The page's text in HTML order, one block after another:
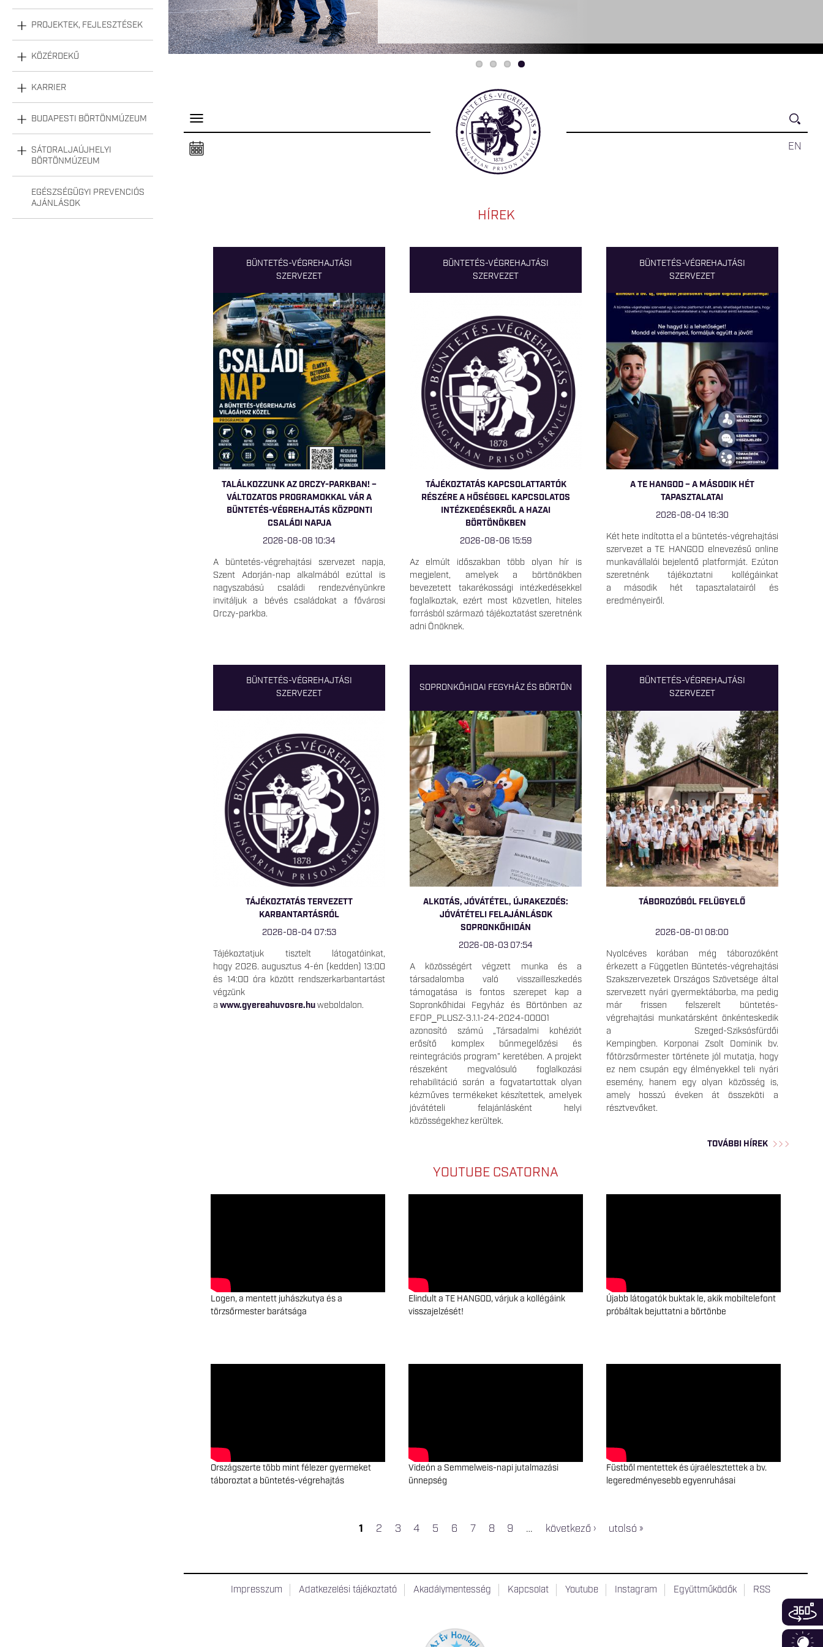
PROJEKTEK, FEJLESZTÉSEK
KÖZÉRDEKŰ
KARRIER
BUDAPESTI BÖRTÖNMÚZEUM
SÁTORALJAÚJHELYI
BÖRTÖNMÚZEUM
EGÉSZSÉGÜGYI PREVENCIÓS
AJÁNLÁSOK
EN
P
e
l
HÍREK
BÜNTETÉS-VÉGREHAJTÁSI
SZERVEZET
TALÁLKOZZUNK AZ ORCZY-PARKBAN! –
VÁLTOZATOS PROGRAMOKKAL VÁR A
BÜNTETÉS-VÉGREHAJTÁS KÖZPONTI
CSALÁDI NAPJA
2026-08-08 10:34
A büntetés-végrehajtási szervezet napja,
Szent Adorján-nap alkalmából ezúttal is
nagyszabású családi rendezvényünkre
invitáljuk a bévés családokat a fővárosi
Orczy-parkba.
BÜNTETÉS-VÉGREHAJTÁSI
SZERVEZET
TÁJÉKOZTATÁS KAPCSOLATTARTÓK
RÉSZÉRE A HŐSÉGGEL KAPCSOLATOS
INTÉZKEDÉSEKRŐL A HAZAI
BÖRTÖNÖKBEN
2026-08-06 15:59
Az elmúlt időszakban több olyan hír is
megjelent, amelyek a börtönökben
bevezetett takarékossági intézkedésekkel
foglalkoztak, ezért most közvetlen, hiteles
forrásból származó tájékoztatást szeretnénk
adni Önöknek.
BÜNTETÉS-VÉGREHAJTÁSI
SZERVEZET
A TE HANGOD – A MÁSODIK HÉT
TAPASZTALATAI
2026-08-04 16:30
Két hete indította el a büntetés-végrehajtási
szervezet a TE HANGOD elnevezésű online
munkavállalói bejelentő platformját. Ezúton
szeretnénk tájékoztatni kollégáinkat
a második hét tapasztalatairól és
eredményeiről.
BÜNTETÉS-VÉGREHAJTÁSI
SZERVEZET
TÁJÉKOZTATÁS TERVEZETT
KARBANTARTÁSRÓL
2026-08-04 07:53
Tájékoztatjuk tisztelt látogatóinkat,
hogy 2026. augusztus 4-én (kedden) 13:00
és 14:00 óra között rendszerkarbantartást
végzünk
awww.gyereahuvosre.huweboldalon.
SOPRONKŐHIDAI FEGYHÁZ ÉS BÖRTÖN
ALKOTÁS, JÓVÁTÉTEL, ÚJRAKEZDÉS:
JÓVÁTÉTELI FELAJÁNLÁSOK
SOPRONKŐHIDÁN
2026-08-03 07:54
A közösségért végzett munka és a
társadalomba való visszailleszkedés
támogatása is fontos szerepet kap a
Sopronkőhidai Fegyház és Börtönben az
EFOP_PLUSZ-3.1.1-24-2024-00001
azonosító számú „Társadalmi kohéziót
erősítő komplex bűnmegelőzési és
reintegrációs program” keretében. A projekt
részeként megvalósuló foglalkozási
rehabilitáció során a fogvatartottak olyan
kézműves termékeket készítettek, amelyek
jóvátételi felajánlásként helyi
közösségekhez kerültek.
BÜNTETÉS-VÉGREHAJTÁSI
SZERVEZET
TÁBOROZÓBÓL FELÜGYELŐ
2026-08-01 08:00
Nyolcéves korában még táborozóként
érkezett a Független Büntetés-végrehajtási
Szakszervezetek Országos Szövetsége által
szervezett nyári gyermektáborba, ma pedig
már frissen felszerelt büntetés-
végrehajtási munkatársként önkénteskedik
a Szeged-Sziksósfürdői
Kempingben. Korponai Zsolt Dominik bv.
főtörzsőrmester története jól mutatja, hogy
ez nem csupán egy élményekkel teli nyári
esemény, hanem egy olyan közösség is,
amely hosszú éveken át összeköti a
résztvevőket.
TOVÁBBI HÍREK
YOUTUBE CSATORNA
Logen, a mentett juhászkutya és a
törzsőrmester barátsága
Elindult a TE HANGOD, várjuk a kollégáink
visszajelzését!
Újabb látogatók buktak le, akik mobiltelefont
próbáltak bejuttatni a börtönbe
Országszerte több mint félezer gyermeket
táboroztat a büntetés-végrehajtás
Videón a Semmelweis-napi jutalmazási
ünnepség
Füstből mentettek és újraélesztettek a bv.
legeredményesebb egyenruhásai
1 2 3 4 5 6 7 8 9 … következő › utolsó »
Impresszum Adatkezelési tájékoztató Akadálymentesség Kapcsolat Youtube Instagram Együttműködők RSS